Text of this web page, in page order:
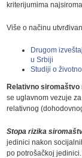
kriterijumima
Više o načinu
Drugom
u Srbiji
Studiji o
Relativno siromaštvo
se uglavnom vezuje
relativnog
Stopa rizika
jedinici nakon
po potrošačkoj